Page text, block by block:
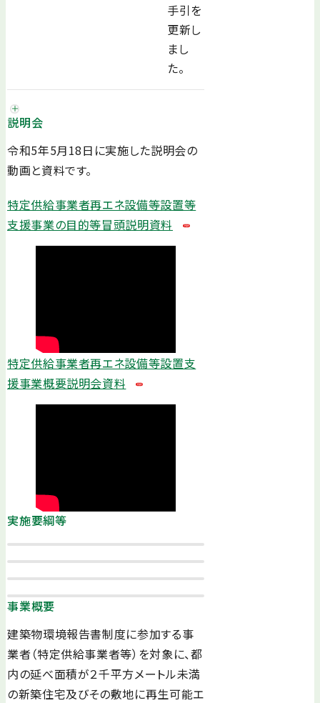
手引を
更新し
まし
た。
説明会
令和5年5月18日に実施した説明会の
動画と資料です。
特定供給事業者再エネ設備等設置等
支援事業の目的等冒頭説明資料
特定供給事業者再エネ設備等設置支
援事業概要説明会資料
実施要綱等
事業概要
建築物環境報告書制度に参加する事
業者（特定供給事業者等）を対象に、都
内の延べ面積が２千平方メートル未満
の新築住宅及びその敷地に再生可能エ